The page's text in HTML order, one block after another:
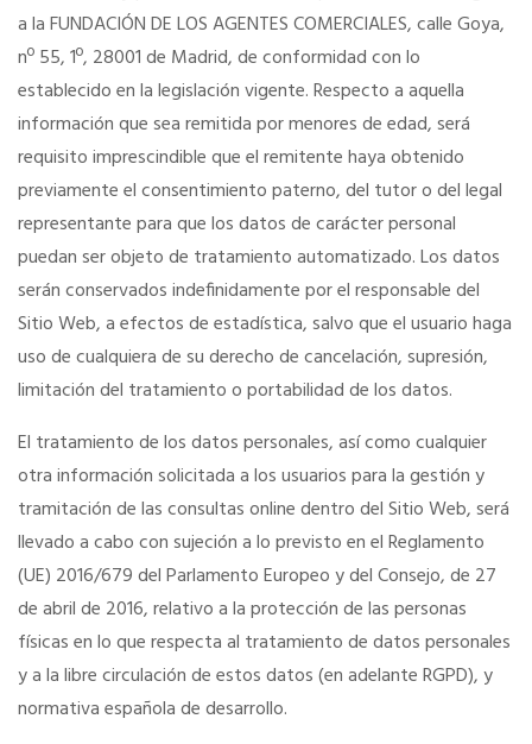
a la FUNDACIÓN DE LOS AGENTES COMERCIALES, calle Goya,
nº 55, 1º, 28001 de Madrid, de conformidad con lo
establecido en la legislación vigente. Respecto a aquella
información que sea remitida por menores de edad, será
requisito imprescindible que el remitente haya obtenido
previamente el consentimiento paterno, del tutor o del legal
representante para que los datos de carácter personal
puedan ser objeto de tratamiento automatizado. Los datos
serán conservados indefinidamente por el responsable del
Sitio Web, a efectos de estadística, salvo que el usuario haga
uso de cualquiera de su derecho de cancelación, supresión,
limitación del tratamiento o portabilidad de los datos.
El tratamiento de los datos personales, así como cualquier
otra información solicitada a los usuarios para la gestión y
tramitación de las consultas online dentro del Sitio Web, será
llevado a cabo con sujeción a lo previsto en el Reglamento
(UE) 2016/679 del Parlamento Europeo y del Consejo, de 27
de abril de 2016, relativo a la protección de las personas
físicas en lo que respecta al tratamiento de datos personales
y a la libre circulación de estos datos (en adelante RGPD), y
normativa española de desarrollo.